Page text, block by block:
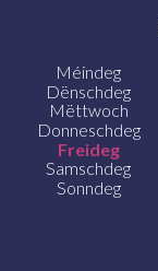
Méindeg
Dënschdeg
Mëttwoch
Donneschdeg
Freideg
Samschdeg
Sonndeg